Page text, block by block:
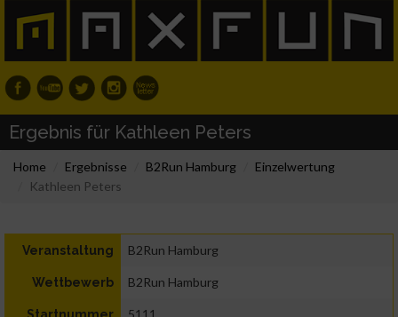
Ergebnis für Kathleen Peters
Home Ergebnisse B2Run Hamburg
Einzelwertung
Kathleen Peters
Veranstaltung B2Run Hamburg
Wettbewerb B2Run Hamburg